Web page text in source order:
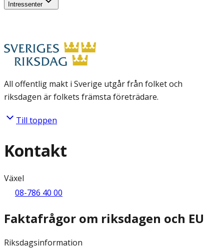
Intressenter
All offentlig makt i Sverige utgår från folket och
riksdagen är folkets främsta företrädare.
Till toppen
Kontakt
Växel
08-786 40 00
Faktafrågor om riksdagen och EU
Riksdagsinformation